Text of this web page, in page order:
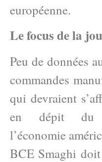
européenne.
Le focus de la
Peu de données
commandes
qui devraient
en dépit du
l’économie
BCE Smaghi doit